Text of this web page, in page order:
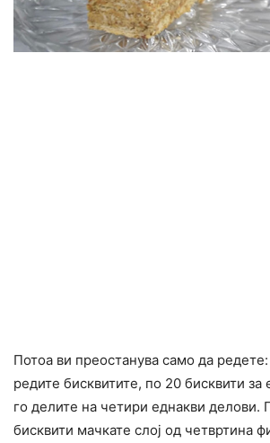
Потоа ви преостанува само да редете:
редите бисквитите, по 20 бисквити
го делите на четири еднакви делови.
бисквити мачкате слој од четвртина